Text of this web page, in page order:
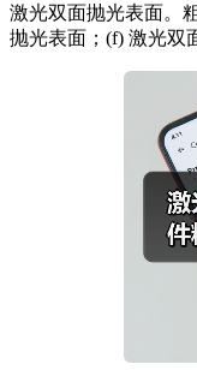
激光双面抛光表面。
抛光表面；(f) 激光双